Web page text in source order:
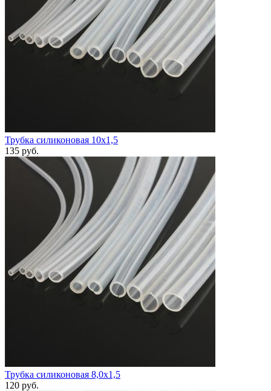
Трубка силиконовая 10х1,5
135 руб.
Трубка силиконовая 8,0х1,5
120 руб.